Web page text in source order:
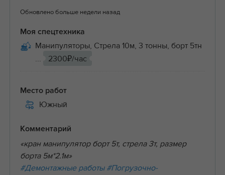
Обновлено больше недели назад
Моя спецтехника
Манипуляторы, Стрела 10м, 3 тонны, борт 5тн
...
2300₽/час
Место работ
Южный
Комментарий
«кран манипулятор борт 5т, стрела 3т, размер
борта 5м*2.1м»
#Демонтажные работы #Погрузочно-